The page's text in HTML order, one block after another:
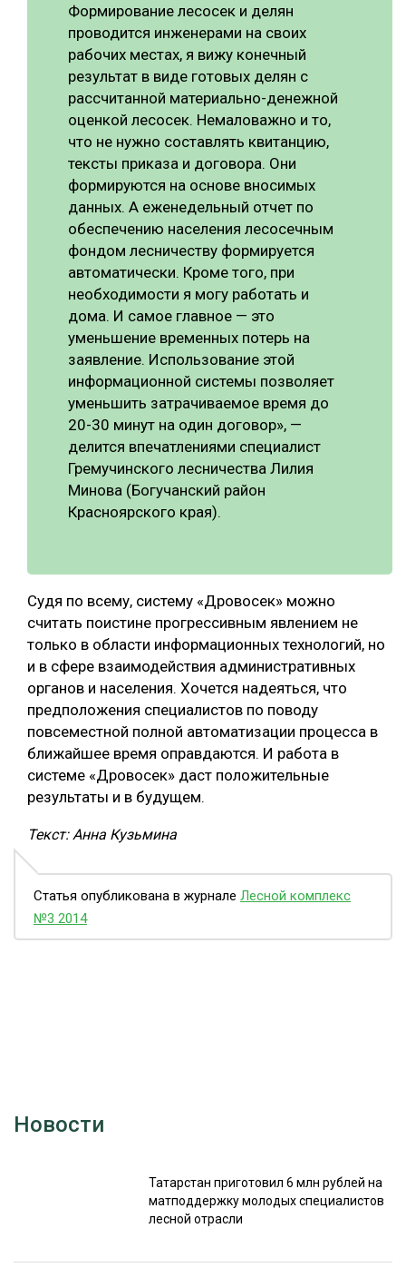
Формирование лесосек и делян
проводится инженерами на своих
рабочих местах, я вижу конечный
результат в виде готовых делян с
рассчитанной материально-денежной
оценкой лесосек. Немаловажно и то,
что не нужно составлять квитанцию,
тексты приказа и договора. Они
формируются на основе вносимых
данных. А еженедельный отчет по
обеспечению населения лесосечным
фондом лесничеству формируется
автоматически. Кроме того, при
необходимости я могу работать и
дома. И самое главное — это
уменьшение временных потерь на
заявление. Использование этой
информационной системы позволяет
уменьшить затрачиваемое время до
20-30 минут на один договор», —
делится впечатлениями специалист
Гремучинского лесничества Лилия
Минова (Богучанский район
Красноярского края).
Судя по всему, систему «Дровосек» можно
считать поистине прогрессивным явлением не
только в области информационных технологий, но
и в сфере взаимодействия административных
органов и населения. Хочется надеяться, что
предположения специалистов по поводу
повсеместной полной автоматизации процесса в
ближайшее время оправдаются. И работа в
системе «Дровосек» даст положительные
результаты и в будущем.
Текст: Анна Кузьмина
Статья опубликована в журнале Лесной комплекс
№3 2014
Новости
Татарстан приготовил 6 млн рублей на
матподдержку молодых специалистов
лесной отрасли